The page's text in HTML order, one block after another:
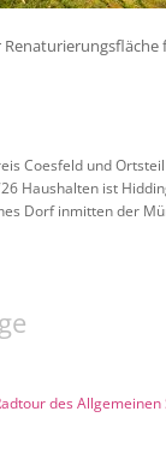
Coesfeld und
Haushalten ist
Dorf inmitten der
des